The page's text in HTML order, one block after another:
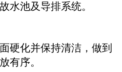
水池及导排系统。
硬化并保持清洁，做到
有序。